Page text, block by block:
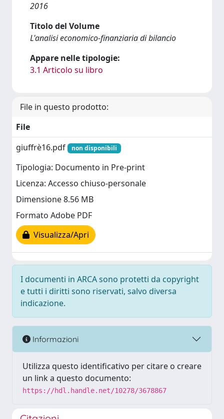
2016
Titolo del Volume
L'analisi economico-finanziaria di bilancio
Appare nelle tipologie:
3.1 Articolo su libro
File in questo prodotto:
File
giuffrè16.pdf
non disponibili
Tipologia: Documento in Pre-print
Licenza: Accesso chiuso-personale
Dimensione 8.56 MB
Formato Adobe PDF
Visualizza/Apri
I documenti in ARCA sono protetti da copyright
e tutti i diritti sono riservati, salvo diversa
indicazione.
Informazioni
Utilizza questo identificativo per citare o creare
un link a questo documento:
https://hdl.handle.net/10278/3678867